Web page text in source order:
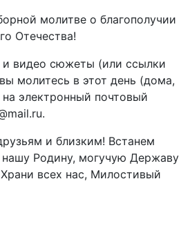
молитве о благополучии
Отечества!
видео сюжеты (или ссылки
молитесь в этот день (дома,
электронный почтовый
и близким! Встанем
Родину, могучую Державу
всех нас, Милостивый